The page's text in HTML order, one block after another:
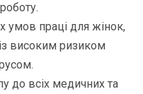
умов праці для жінок,
високим ризиком
до всіх медичних та